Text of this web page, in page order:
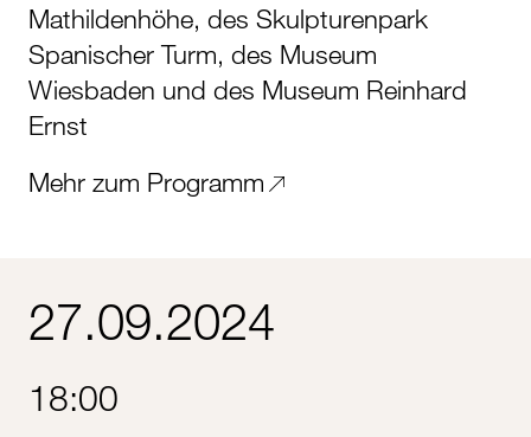
Mathildenhöhe, des Skulpturenpark
Spanischer Turm, des Museum
Wiesbaden und des Museum Reinhard
Ernst
Mehr zum Programm
27.09.2024
18:00